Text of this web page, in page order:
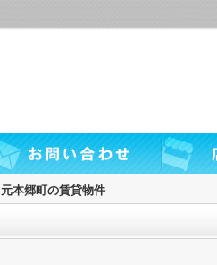
元本郷町の賃貸物件